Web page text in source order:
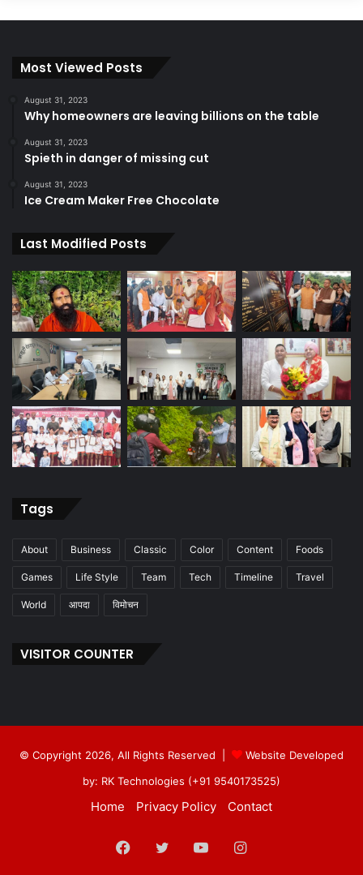
Most Viewed Posts
August 31, 2023
Why homeowners are leaving billions on the table
August 31, 2023
Spieth in danger of missing cut
August 31, 2023
Ice Cream Maker Free Chocolate
Last Modified Posts
Tags
About Business Classic Color Content Foods
Games Life Style Team Tech Timeline Travel
World आपदा विमोचन
VISITOR COUNTER
© Copyright 2026, All Rights Reserved |
Website Developed
by: RK Technologies (+91 9540173525)
Home Privacy Policy Contact
Facebook
TwitterYouTubeInstagram